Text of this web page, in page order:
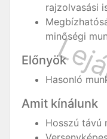
rajzolvasási
minőségi
Előnyök
Hasonló
Amit kínálunk
Hosszú távú